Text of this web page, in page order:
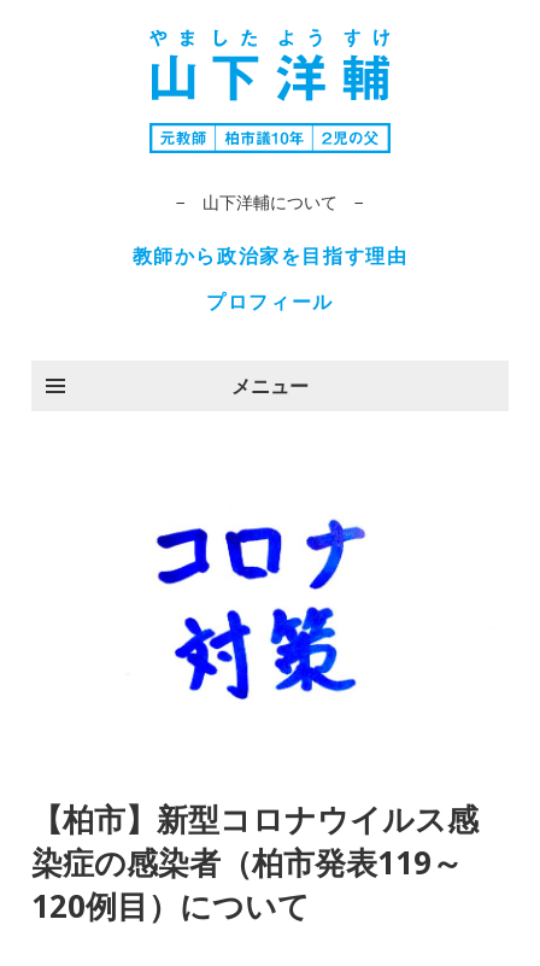
− 山下洋輔について −
教師から政治家を目指す理由
プロフィール
メニュー
【柏市】新型コロナウイルス感
染症の感染者（柏市発表119～
120例目）について